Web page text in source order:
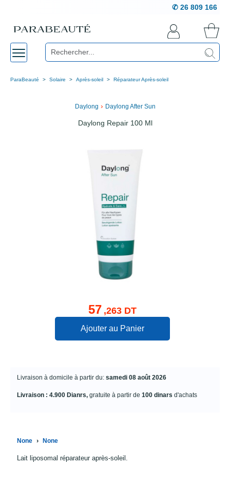
✆ 26 809 166
ParaBeauté Solaire Après-soleil Réparateur Après-soleil
Daylong › Daylong After Sun
Daylong Repair 100 Ml
57 ,263 DT
Ajouter au Panier
Livraison à domicile à partir du: samedi 08 août 2026
Livraison : 4.900 Dianrs, gratuite à partir de 100 dinars d'achats
None › None
Lait liposomal réparateur après-soleil.